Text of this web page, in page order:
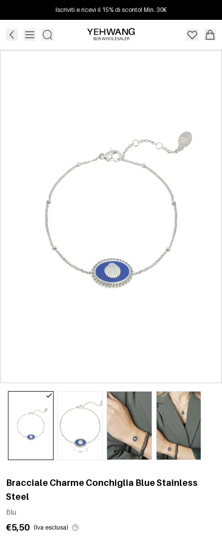
Iscriviti e ricevi il 15% di sconto! Min. 30€
B2B WHOLESALER
Bracciale Charme Conchiglia Blue Stainless
Steel
Blu
€5,50 (Iva esclusa)